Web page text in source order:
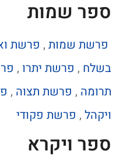
ספר שמות
פרשת שמות , פרשת
בשלח , פרשת יתרו ,
תרומה , פרשת תצוה ,
ויקהל , פרשת פקודי
ספר ויקרא